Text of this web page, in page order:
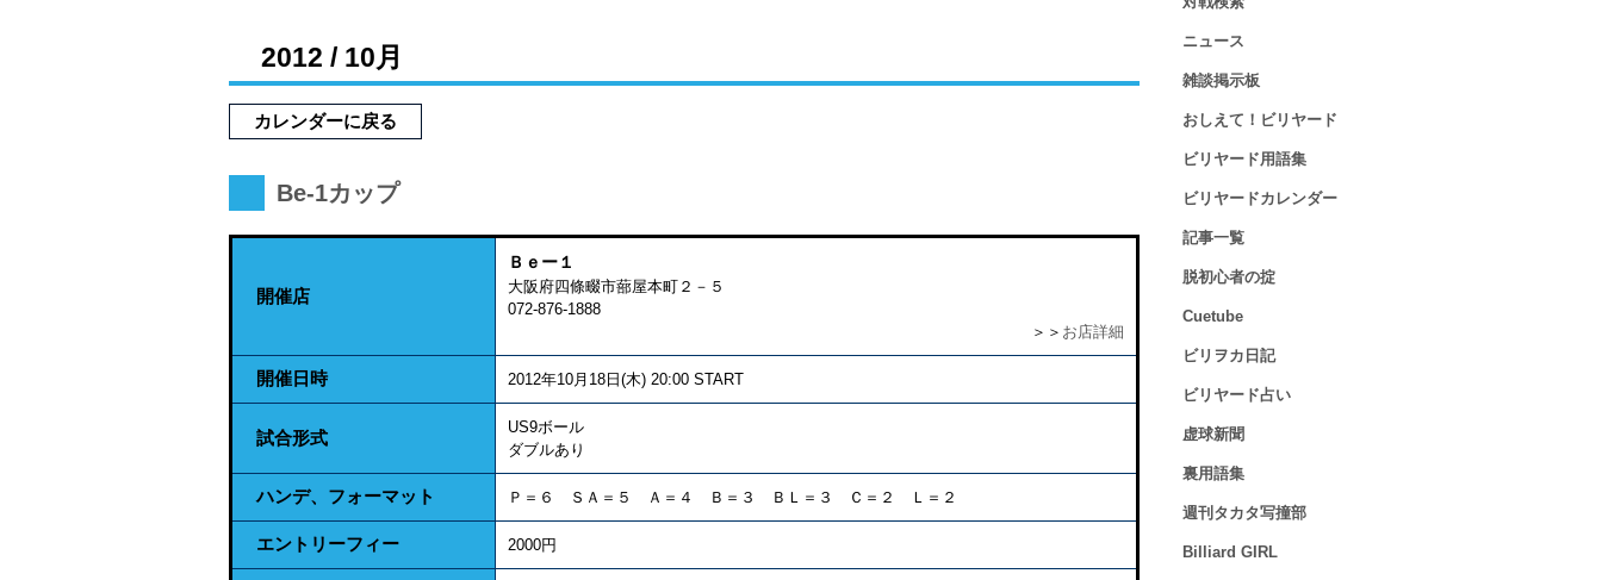
2012 / 10月
カレンダーに戻る
Be-1カップ
開催店
Ｂｅー１
大阪府四條畷市蔀屋本町２－５
072-876-1888
＞＞ お店詳細
開催日時 2012年10月18日(木) 20:00 START
試合形式
US9ボール
ダブルあり
ハンデ、フォーマット Ｐ＝６ ＳＡ＝５ Ａ＝４ Ｂ＝３ ＢＬ＝３ Ｃ＝２ Ｌ＝２
エントリーフィー 2000円
ニュース
雑談掲示板
おしえて！ビリヤード
ビリヤード用語集
ビリヤードカレンダー
記事一覧
脱初心者の掟
Cuetube
ビリヲカ日記
ビリヤード占い
虚球新聞
裏用語集
週刊タカタ写撞部
Billiard GIRL